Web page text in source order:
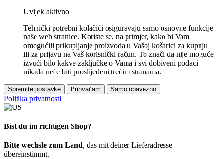
Uvijek aktivno
Tehnički potrebni kolačići osiguravaju samo osnovne funkcije
naše web stranice. Koriste se, na primjer, kako bi Vam
omogućili prikupljanje proizvoda u Vašoj košarici za kupnju
ili za prijavu na Vaš korisnički račun. To znači da nije moguće
izvući bilo kakve zaključke o Vama i svi dobiveni podaci
nikada neće biti proslijeđeni trećim stranama.
Spremite postavke Prihvaćam Samo obavezno
Politika privatnosti
Bist du im richtigen Shop?
Bitte wechsle zum Land, das mit deiner Lieferadresse
übereinstimmt.